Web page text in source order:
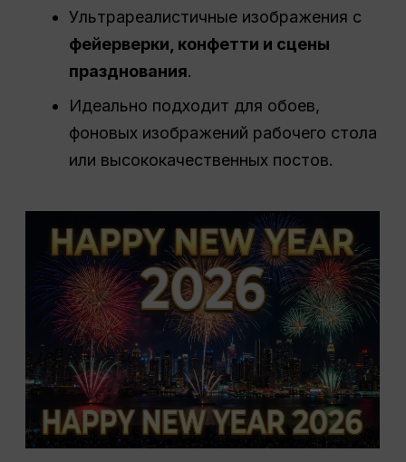
Ультрареалистичные изображения с
фейерверки, конфетти и сцены
празднования.
Идеально подходит для обоев,
фоновых изображений рабочего стола
или высококачественных постов.